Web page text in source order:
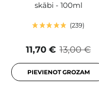
skābi - 100ml
239
13,00 €
11,70 €
PIEVIENOT GROZAM